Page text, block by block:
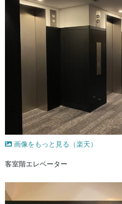
画像をもっと見る（楽天）
客室階エレベーター